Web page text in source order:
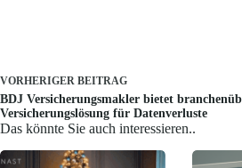
VORHERIGER BEITRAG
BDJ Versicherungsmakler bietet
Versicherungslösung für Datenverluste
Das könnte Sie auch interessieren..